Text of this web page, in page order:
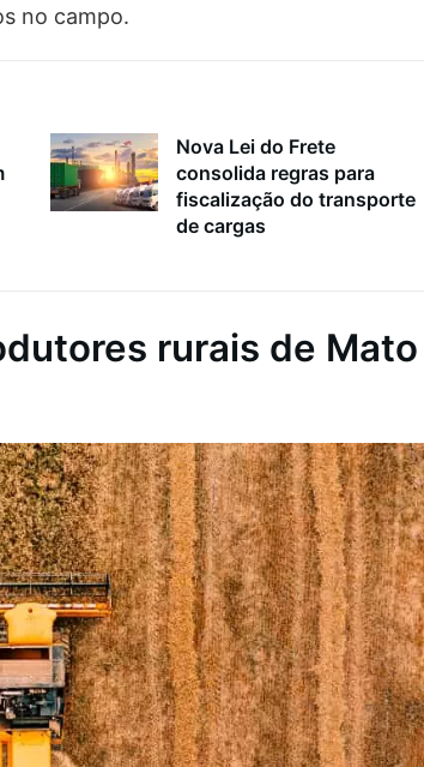
no campo.
Nova Lei do Frete
consolida regras para
fiscalização do transporte
de cargas
rurais de Mato